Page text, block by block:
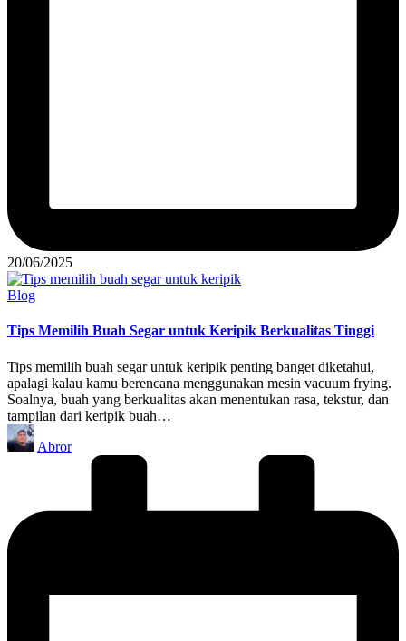
20/06/2025
Posted
Blog
Tips Memilih Buah Segar untuk Keripik Berkualitas Tinggi
Tips memilih buah segar untuk keripik penting banget diketahui,
apalagi kalau kamu berencana menggunakan mesin vacuum frying.
Soalnya, buah yang berkualitas akan menentukan rasa, tekstur, dan
tampilan dari keripik buah…
Posted
by
Abror